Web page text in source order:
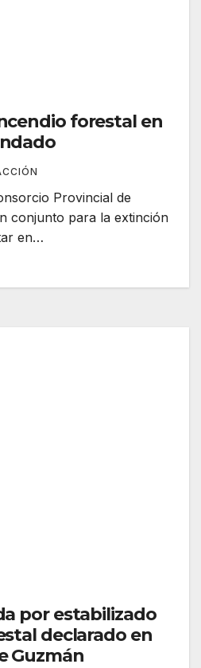
forestal en
Provincial de
conjunto para la extinción
en…
por estabilizado
declarado en
Guzmán